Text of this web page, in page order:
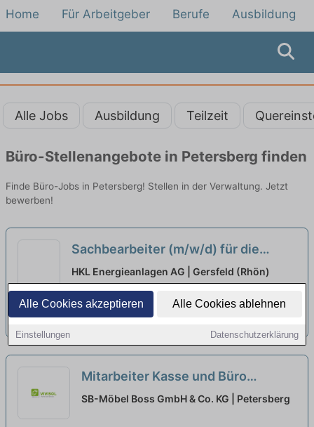
Alle Cookies akzeptieren Alle Cookies ablehnen
Einstellungen Datenschutzerklärung
Home Für Arbeitgeber Berufe Ausbildung
Alle Jobs Ausbildung Teilzeit
Büro-Stellenangebote in Petersberg finden
Finde Büro-Jobs in Petersberg! Stellen in der Verwaltung. Jetzt
bewerben!
Sachbearbeiter (m/w/d) für die
Kaufmännische Auftragsbearbeitung
neu
HKL Energieanlagen AG | Gersfeld (Rhön)
Mitarbeiter Kasse und Büro
(m/w/d) neu
SB-Möbel Boss GmbH & Co. KG | Petersberg